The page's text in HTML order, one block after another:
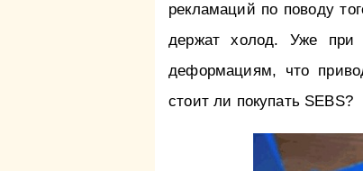
рекламаций по поводу
держат холод. Уже при
деформациям, что
стоит ли покупать SEBS?